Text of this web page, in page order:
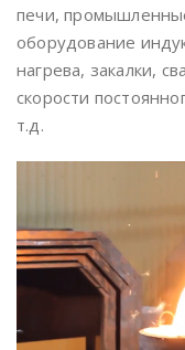
печи,
оборудование
нагрева, закалки,
скорости
т.д.